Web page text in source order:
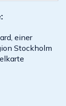
einer
Stockholm